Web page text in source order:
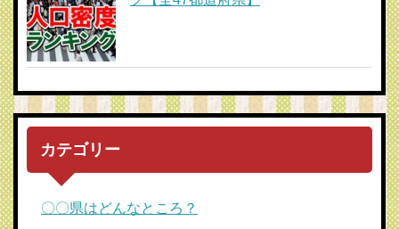
カテゴリー
〇〇県はどんなところ？